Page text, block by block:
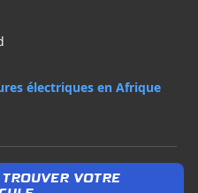
électriques en Afrique
est une plateforme de
Africar Group
VOTRE